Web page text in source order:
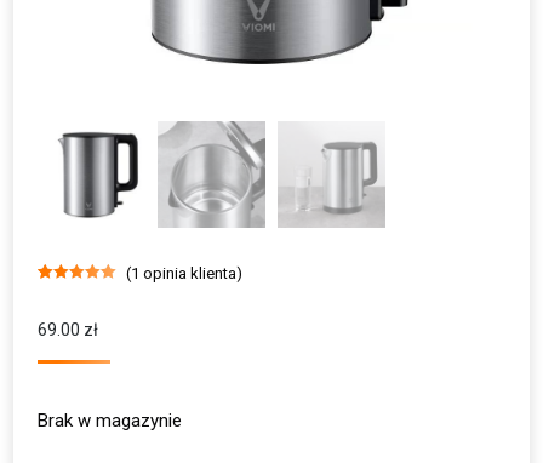
69.00 zł
podstawie
oceny klienta
(1 opinia klienta)
Brak w magazynie